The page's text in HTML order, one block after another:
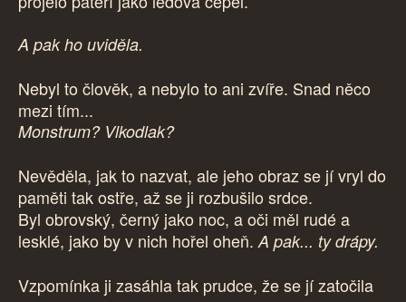
A pak ho uviděla.
Nebyl to člověk, a nebylo to ani zvíře. Snad něco
mezi tím...
Monstrum? Vlkodlak?
Nevěděla, jak to nazvat, ale jeho obraz se jí vryl do
paměti tak ostře, až se ji rozbušilo srdce.
Byl obrovský, černý jako noc, a oči měl rudé a
lesklé, jako by v nich hořel oheň.A pak... ty drápy.
Vzpomínka ji zasáhla tak prudce, že se jí zatočila